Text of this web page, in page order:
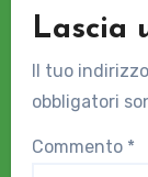
Lascia
Il tuo
obbligatori
Commento *